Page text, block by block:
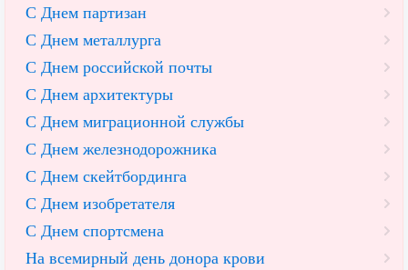
С Днем партизан
С Днем металлурга
С Днем российской почты
С Днем архитектуры
С Днем миграционной службы
С Днем железнодорожника
С Днем скейтбординга
С Днем изобретателя
С Днем спортсмена
На всемирный день донора крови